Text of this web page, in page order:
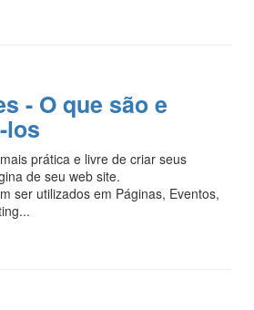
- O que são e
los
prática e livre de criar seus
de seu web site.
ser utilizados em Páginas, Eventos,